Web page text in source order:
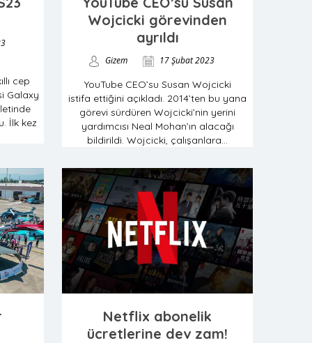
cep
Galaxy
İlk kez
Wojcicki görevinden
ayrıldı
Gizem 17 Şubat 2023
YouTube CEO’su Susan Wojcicki
istifa ettiğini açıkladı. 2014’ten bu yana
görevi sürdüren Wojcicki’nin yerini
yardımcısı Neal Mohan’ın alacağı
bildirildi. Wojcicki, çalışanlara...
Netflix abonelik
ücretlerine dev zam!